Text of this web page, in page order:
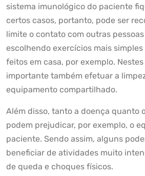
sistema imunológico do paciente
certos casos, portanto, pode ser
limite o contato com outras
escolhendo exercícios mais
feitos em casa, por exemplo. Nestes
importante também efetuar a
equipamento compartilhado.
Além disso, tanto a doença quanto
podem prejudicar, por exemplo, o
paciente. Sendo assim, alguns
beneficiar de atividades muito
de queda e choques físicos.